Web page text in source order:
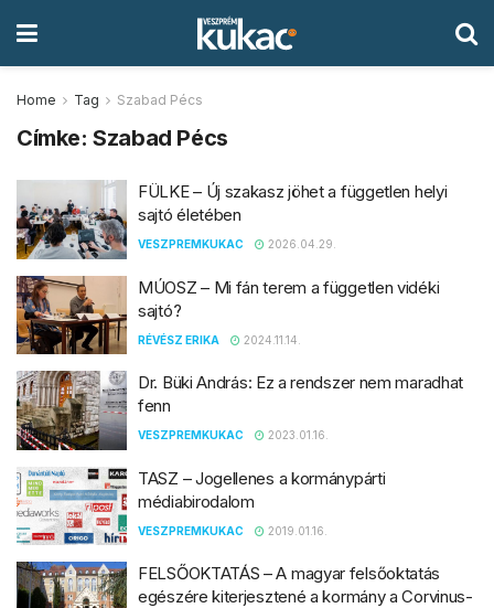
Home Tag Szabad Pécs
Címke:Szabad Pécs
FÜLKE – Új szakasz jöhet a független helyi
sajtó életében
VESZPREMKUKAC 2026.04.29.
MÚOSZ – Mi fán terem a független vidéki
sajtó?
RÉVÉSZ ERIKA 2024.11.14.
Dr. Büki András: Ez a rendszer nem maradhat
fenn
VESZPREMKUKAC 2023.01.16.
TASZ – Jogellenes a kormánypárti
médiabirodalom
VESZPREMKUKAC 2019.01.16.
FELSŐOKTATÁS – A magyar felsőoktatás
egészére kiterjesztené a kormány a Corvinus-